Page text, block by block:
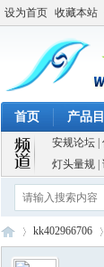
设为首页 收藏本站
首页 产品
安规论坛
灯头量规
kk402966706